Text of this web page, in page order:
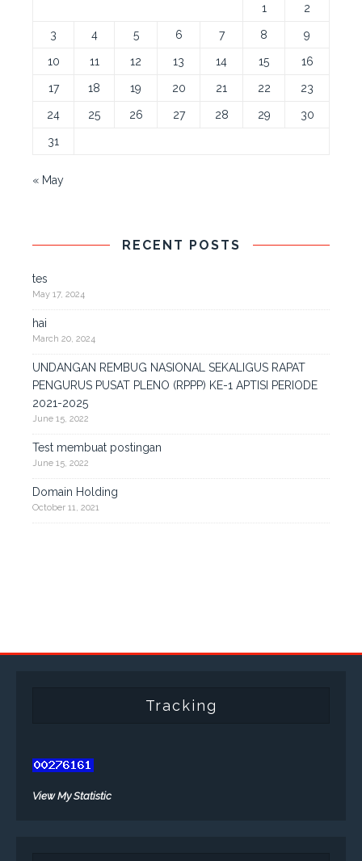
1 2
3 4 5 6 7 8 9
10 11 12 13 14 15 16
17 18 19 20 21 22 23
24 25 26 27 28 29 30
31
« May
RECENT POSTS
tes
May 17, 2024
hai
March 20, 2024
UNDANGAN REMBUG NASIONAL SEKALIGUS RAPAT
PENGURUS PUSAT PLENO (RPPP) KE-1 APTISI PERIODE
2021-2025
June 15, 2022
Test membuat postingan
June 15, 2022
Domain Holding
October 11, 2021
Tracking
View My Statistic